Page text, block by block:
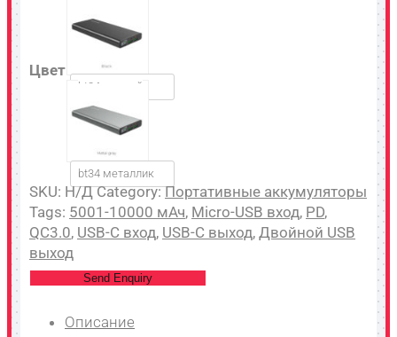
Цвет
bt34 черный
bt34 металлик
SKU: Н/ДCategory: Портативные аккумуляторы
Tags: 5001-10000 мАч, Micro-USB вход, PD,
QC3.0, USB-C вход, USB-C выход, Двойной USB
выход
Send Enquiry
Описание